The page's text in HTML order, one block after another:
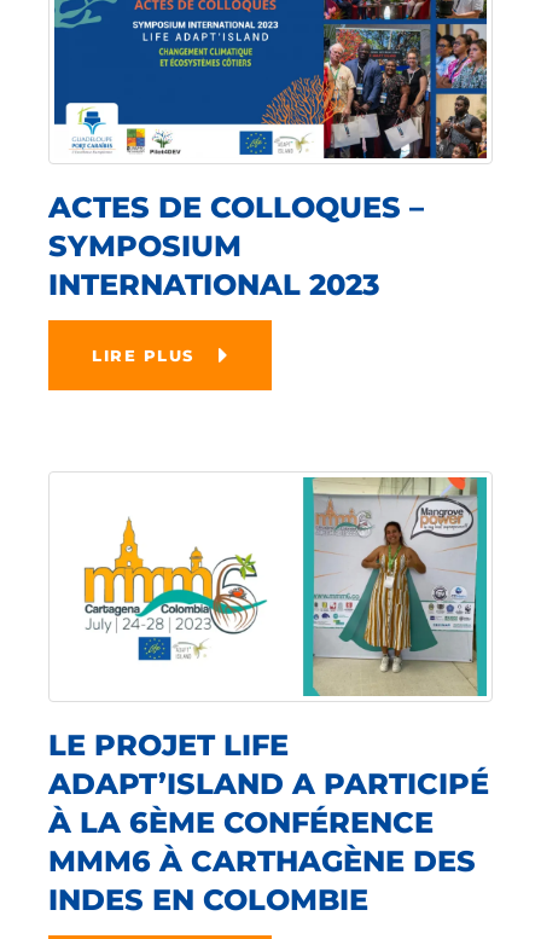
ACTES DE COLLOQUES –
SYMPOSIUM
INTERNATIONAL 2023
LIRE PLUS
LE PROJET LIFE
ADAPT’ISLAND A PARTICIPÉ
À LA 6ÈME CONFÉRENCE
MMM6 À CARTHAGÈNE DES
INDES EN COLOMBIE